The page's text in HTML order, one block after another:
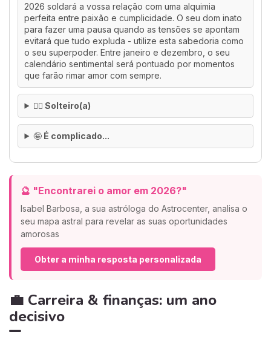
2026 soldará a vossa relação com uma alquimia
perfeita entre paixão e cumplicidade. O seu dom inato
para fazer uma pausa quando as tensões se apontam
evitará que tudo expluda - utilize esta sabedoria como
o seu superpoder. Entre janeiro e dezembro, o seu
calendário sentimental será pontuado por momentos
que farão rimar amor com sempre.
🙂‍↕️ Solteiro(a)
🤪 É complicado...
🔮 "Encontrarei o amor em 2026?"
Isabel Barbosa, a sua astróloga do Astrocenter, analisa o
seu mapa astral para revelar as suas oportunidades
amorosas
Obter a minha resposta personalizada
💼 Carreira & finanças: um ano
decisivo